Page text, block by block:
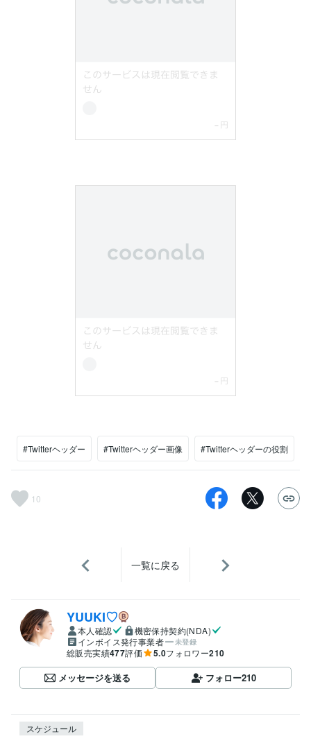
#Twitterヘッダー #Twitterヘッダー画像 #Twitterヘッダーの役割
10
一覧に戻る
YUUKI♡
本人確認
機密保持契約(NDA)
インボイス発行事業者
未登録
総販売実績477評価 5.0フォロワー210
メッセージを送る フォロー210
スケジュール